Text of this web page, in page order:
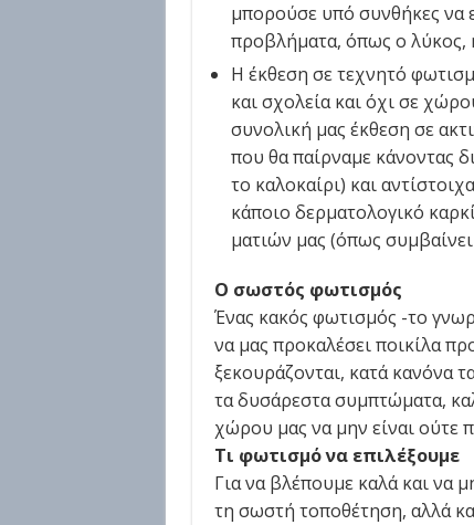
μπορούσε υπό συνθήκες να
προβλήματα, όπως ο λύκος,
Η έκθεση σε τεχνητό
και σχολεία και όχι σε
συνολική μας έκθεση σε
που θα παίρναμε κάνοντας
το καλοκαίρι) και
κάποιο δερματολογικό
ματιών μας (όπως συμβαίνει
Ο σωστός φωτισµός
Ένας κακός φωτισμός -το
να μας προκαλέσει ποικίλα
ξεκουράζονται, κατά κανόνα
τα δυσάρεστα συμπτώματα,
χώρου μας να μην είναι ούτε
Τι φωτισμό να επιλέξουμε
Για να βλέπουμε καλά και να
τη σωστή τοποθέτηση, αλλά